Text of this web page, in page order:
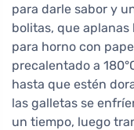
para darle sabor y
bolitas, que
para horno con
precalentado a
hasta que estén
las galletas se
un tiempo, luego